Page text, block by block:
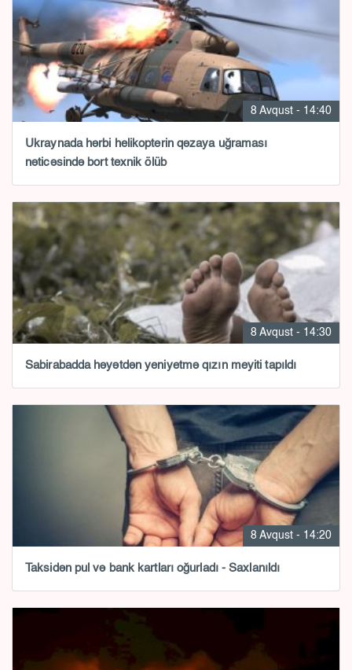
8 Avqust - 14:40
Ukraynada hərbi helikopterin qəzaya uğraması
nəticəsində bort texnik ölüb
8 Avqust - 14:30
Sabirabadda həyətdən yeniyetmə qızın meyiti tapıldı
8 Avqust - 14:20
Taksidən pul və bank kartları oğurladı - Saxlanıldı